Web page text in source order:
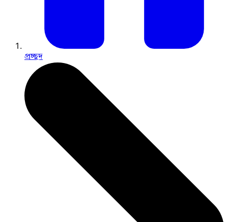
প্রচ্ছদ